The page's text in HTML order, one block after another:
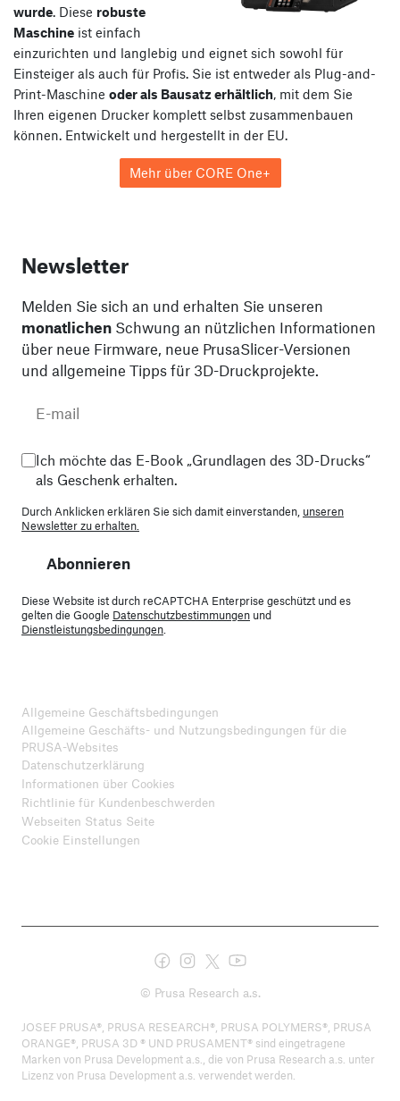
wurde. Diese robuste
Maschine ist einfach
einzurichten und langlebig und eignet sich sowohl für
Einsteiger als auch für Profis. Sie ist entweder als Plug-and-
Print-Maschine oder als Bausatz erhältlich, mit dem Sie
Ihren eigenen Drucker komplett selbst zusammenbauen
können. Entwickelt und hergestellt in der EU.
Mehr über CORE One+
Newsletter
Melden Sie sich an und erhalten Sie unseren
monatlichen Schwung an nützlichen Informationen
über neue Firmware, neue PrusaSlicer-Versionen
und allgemeine Tipps für 3D-Druckprojekte.
Ich möchte das E-Book „Grundlagen des 3D-Drucks“
als Geschenk erhalten.
Durch Anklicken erklären Sie sich damit einverstanden, unseren
Newsletter zu erhalten.
Abonnieren
Diese Website ist durch reCAPTCHA Enterprise geschützt und es
gelten die Google Datenschutzbestimmungen und
Dienstleistungsbedingungen.
Allgemeine Geschäftsbedingungen
Allgemeine Geschäfts- und Nutzungsbedingungen für die
PRUSA-Websites
Datenschutzerklärung
Informationen über Cookies
Richtlinie für Kundenbeschwerden
Webseiten Status Seite
Cookie Einstellungen
© Prusa Research a.s.
JOSEF PRUSA®, PRUSA RESEARCH®, PRUSA POLYMERS®, PRUSA
ORANGE®, PRUSA 3D ® UND PRUSAMENT® sind eingetragene
Marken von Prusa Development a.s., die von Prusa Research a.s. unter
Lizenz von Prusa Development a.s. verwendet werden.